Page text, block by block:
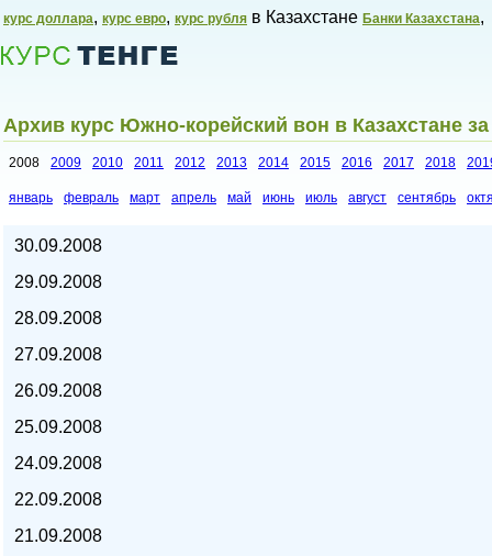
курс доллара, курс евро, курс рубля в Казахстане Банки Казахстана,
Курсы валют в Казахстане,
Архив курс Южно-корейский вон в Казахстане
2008 2009 2010 2011 2012 2013 2014 2015 2016 2017 2018
январь февраль март апрель май июнь июль август сентябрь
30.09.2008
29.09.2008
28.09.2008
27.09.2008
26.09.2008
25.09.2008
24.09.2008
22.09.2008
21.09.2008